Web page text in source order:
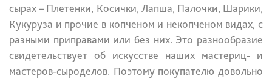
сырах – Плетенки, Косички, Лапша, Палочки, Шарики,
Кукуруза и прочие в копченом и некопченом видах, с
разными приправами или без них. Это разнообразие
свидетельствует об искусстве наших мастериц- и
мастеров-сыроделов. Поэтому покупателю довольно